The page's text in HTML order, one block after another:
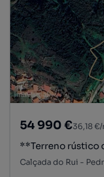
54 990 €36,18 €/
**Terreno rústico